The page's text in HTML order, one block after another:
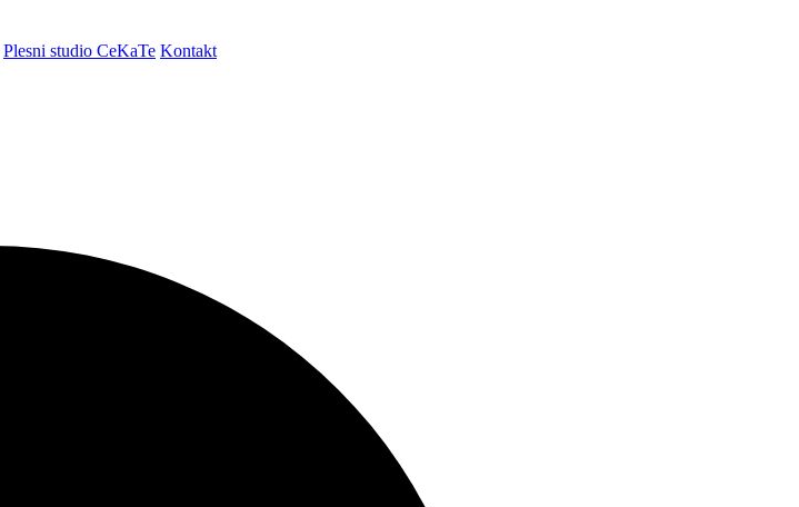
Plesni studio CeKaTe Kontakt